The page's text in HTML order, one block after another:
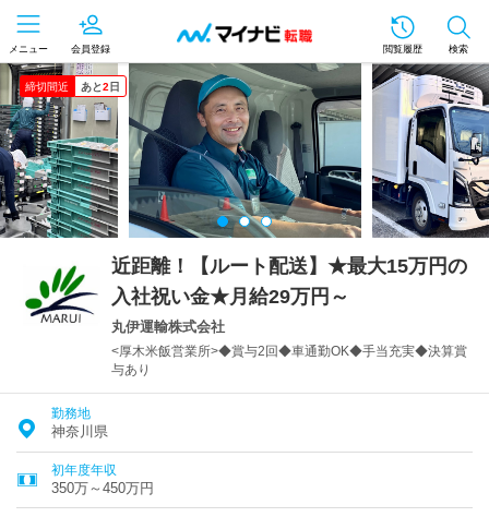
メニュー 会員登録 閲覧履歴 検索
締切間近 あと2 日
近距離！【ルート配送】★最大15万円の
入社祝い金★月給29万円～
丸伊運輸株式会社
<厚木米飯営業所>◆賞与2回◆車通勤OK◆手当充実◆決算賞
与あり
勤務地
神奈川県
初年度年収
350万～450万円